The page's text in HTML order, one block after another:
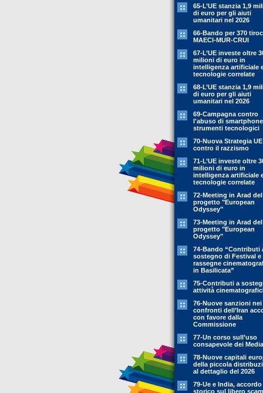
65-L’UE stanzia 1,9
di euro per gli aiuti
umanitari nel 2026
66-Bando per 370
MAECI-MUR-CRUI
67-L’UE investe oltre
milioni di euro in
intelligenza artificiale
tecnologie correlate
68-L’UE stanzia 1,9
di euro per gli aiuti
umanitari nel 2026
69-Campagna contro
l'abuso di
strumenti tecnologici
70-Nuova Strategia UE
contro il razzismo
71-L’UE investe oltre
milioni di euro in
intelligenza artificiale
tecnologie correlate
72-Meeting in Arad del
progetto "European
Odyssey"
73-Meeting in Arad del
progetto "European
Odyssey"
74-Bando “Contributi
sostegno di Festival e
rassegne
in Basilicata”
75-Contributi a
attività
76-Nuove sanzioni nei
confronti dell’Iran
con favore dalla
Commissione
77-Un corso sull’uso
consapevole dei Media
78-Nuove capitali
della piccola
al dettaglio del 2026
79-Ue e India, accordo
storico sul libero